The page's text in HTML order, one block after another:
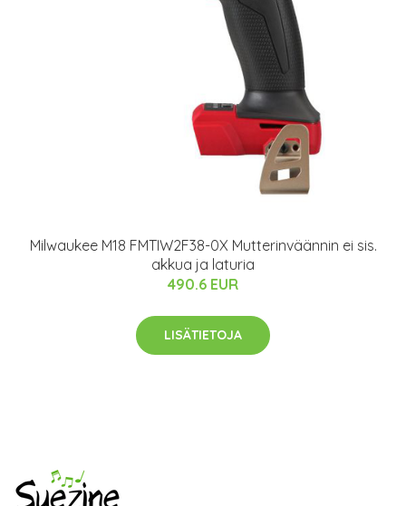
Milwaukee M18 FMTIW2F38-0X Mutterinväännin ei sis.
akkua ja laturia
490.6 EUR
LISÄTIETOJA